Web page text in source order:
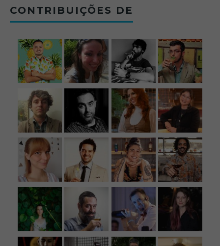
CONTRIBUIÇÕES DE